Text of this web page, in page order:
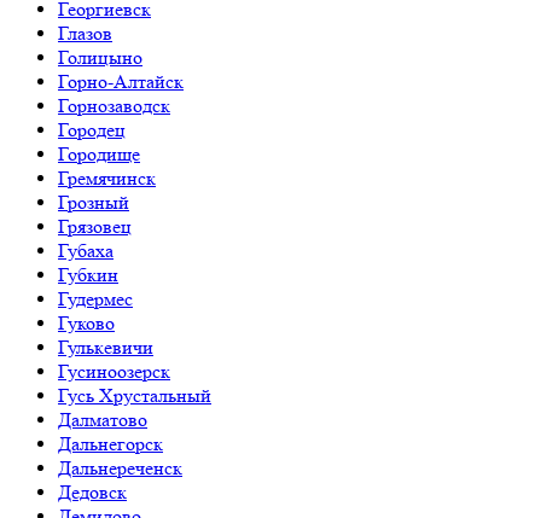
Георгиевск
Глазов
Голицыно
Горно-Алтайск
Горнозаводск
Городец
Городище
Гремячинск
Грозный
Грязовец
Губаха
Губкин
Гудермес
Гуково
Гулькевичи
Гусиноозерск
Гусь Хрустальный
Далматово
Дальнегорск
Дальнереченск
Дедовск